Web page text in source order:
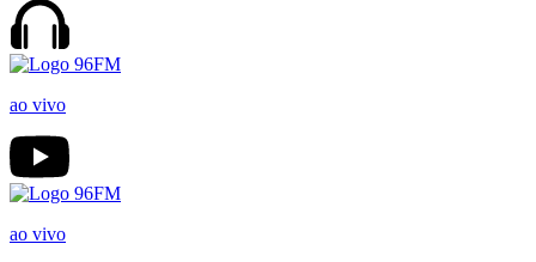
ao vivo
ao vivo